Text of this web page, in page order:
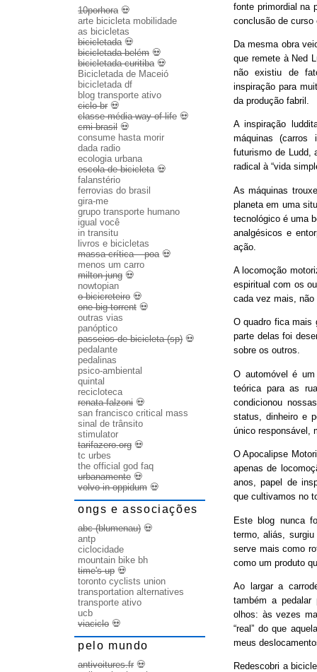
fonte primordial na
conclusão de curso
Da mesma obra
que remete à Ned
não existiu de
inspiração para
da produção fabril.
A inspiração
máquinas (carros
futurismo de Ludd,
radical à “vida
As máquinas
planeta em uma
tecnológico é uma
analgésicos e
ação.
A locomoção
espiritual com os
cada vez mais,
O quadro fica mais
parte delas foi
sobre os outros.
O automóvel é
teórica para as
condicionou
status, dinheiro e
único responsável,
O Apocalipse
apenas de
anos, papel de
que cultivamos no
Este blog nunca
termo, aliás,
serve mais como
como um produto
Ao largar a
também a pedalar
olhos: às vezes
“real” do que
meus
Redescobri a
10porhora💀
arte bicicleta mobilidade
as bicicletas
bicicletada💀
bicicletada belém 💀
bicicletada curitiba💀
Bicicletada de Maceió
bicicletada df
blog transporte ativo
ciclo br 💀
classe média way of life 💀
cmi brasil 💀
consume hasta morir
dada radio
ecologia urbana
escola de bicicleta💀
falanstério
ferrovias do brasil
gira-me
grupo transporte humano
igual você
in transitu
livros e bicicletas
massa crítica – poa💀
menos um carro
milton jung 💀
nowtopian
o bicicreteiro 💀
one big torrent 💀
outras vias
panóptico
passeios de bicicleta (sp) 💀
pedalante
pedalinas
psico-ambiental
quintal
recicloteca
renata falzoni 💀
san francisco critical mass
sinal de trânsito
stimulator
tarifazero.org 💀
tc urbes
the official god faq
urbanamente 💀
volvo in oppidum 💀
ongs e associações
abc (blumenau) 💀
antp
ciclocidade
mountain bike bh
time's up 💀
toronto cyclists union
transportation alternatives
transporte ativo
ucb
viaciclo 💀
pelo mundo
antivoitures.fr 💀